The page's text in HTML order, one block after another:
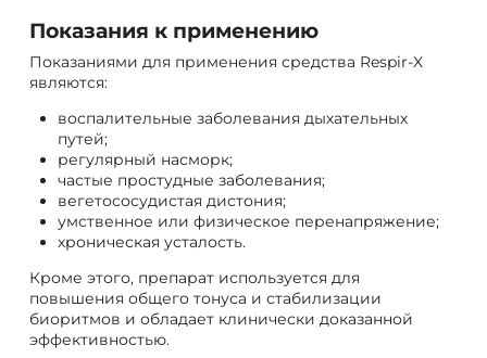
Показания к применению
Показаниями для применения средства Respir-X
являются:
воспалительные заболевания дыхательных
путей;
регулярный насморк;
частые простудные заболевания;
вегетососудистая дистония;
умственное или физическое перенапряжение;
хроническая усталость.
Кроме этого, препарат используется для
повышения общего тонуса и стабилизации
биоритмов и обладает клинически доказанной
эффективностью.